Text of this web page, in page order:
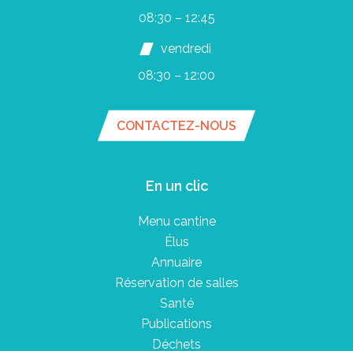
08:30 – 12:45
vendredi
08:30 – 12:00
CONTACTEZ-NOUS
En un clic
Menu cantine
Élus
Annuaire
Réservation de salles
Santé
Publications
Déchets